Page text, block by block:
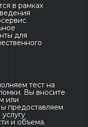
в рамках
для
тест на
Вы вносите
или
предоставляем
и объема.